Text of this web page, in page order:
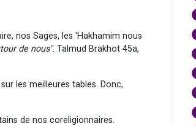
nos Sages, les 'Hakhamim nous
de nous". Talmud Brakhot 45a,
les meilleures tables. Donc,
de nos coreligionnaires.